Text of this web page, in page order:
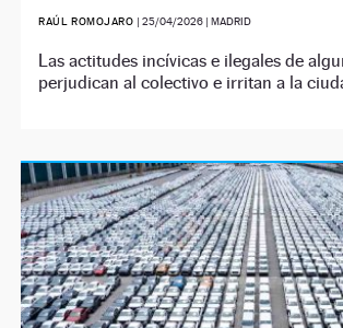
RAÚL ROMOJARO | 25/04/2026| MADRID
Las actitudes incívicas e ilegales de
perjudican al colectivo e irritan a la